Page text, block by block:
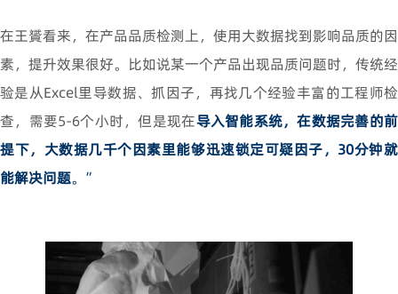
在王贇看来，在产品品质检测上，使用大数据找到影响品质的因
素，提升效果很好。比如说某一个产品出现品质问题时，传统经
验是从Excel里导数据、抓因子，再找几个经验丰富的工程师检
查，需要5-6个小时，但是现在导入智能系统，在数据完善的前
提下，大数据几千个因素里能够迅速锁定可疑因子，30分钟就
能解决问题。”